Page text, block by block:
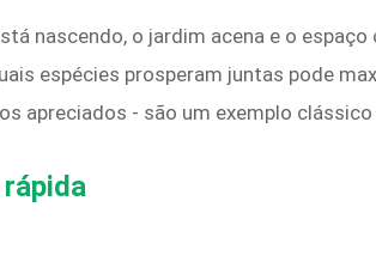
nascendo, o jardim acena e o
espécies prosperam juntas pode
apreciados - são um exemplo